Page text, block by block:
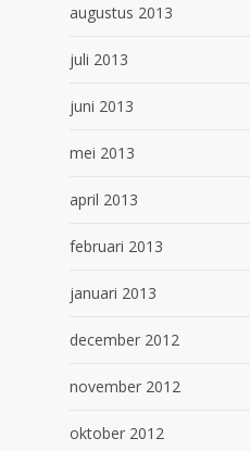
augustus 2013
juli 2013
juni 2013
mei 2013
april 2013
februari 2013
januari 2013
december 2012
november 2012
oktober 2012